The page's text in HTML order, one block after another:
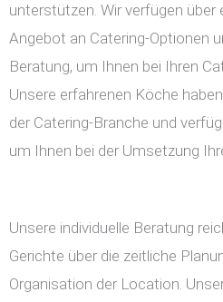
unterstützen. Wir verfügen über
Angebot an Catering-Optionen
Beratung, um Ihnen bei Ihren
Unsere erfahrenen Köche
der Catering-Branche und
um Ihnen bei der Umsetzung
Unsere individuelle Beratung
Gerichte über die zeitliche
Organisation der Location.